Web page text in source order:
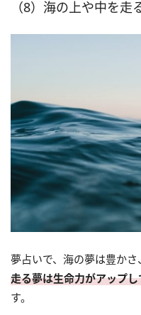
（8）海の上や中を走
夢占いで、海の夢は豊かさ
走る夢は生命力がアップ
す。